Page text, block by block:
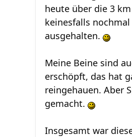
heute über die 3
keinesfalls
ausgehalten.
Meine Beine sind
erschöpft, das hat
reingehauen. Aber
gemacht.
Insgesamt war